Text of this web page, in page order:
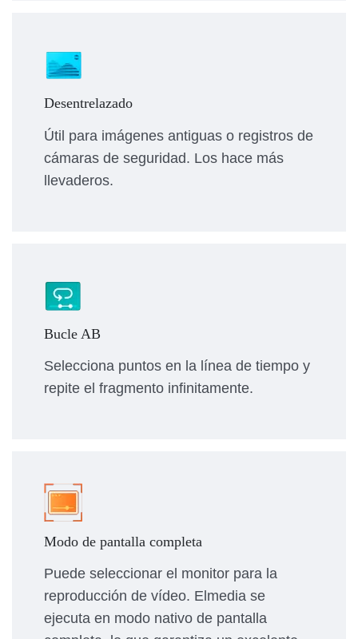
Desentrelazado
Útil para imágenes antiguas o registros de
cámaras de seguridad. Los hace más
llevaderos.
Bucle AB
Selecciona puntos en la línea de tiempo y
repite el fragmento infinitamente.
Modo de pantalla completa
Puede seleccionar el monitor para la
reproducción de vídeo. Elmedia se
ejecuta en modo nativo de pantalla